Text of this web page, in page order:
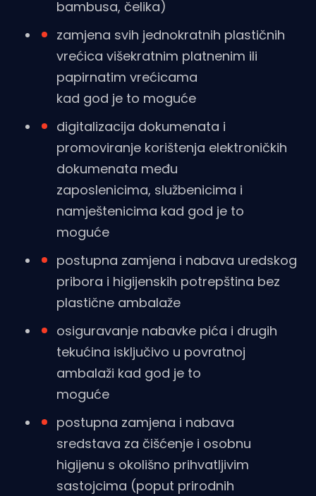
bambusa, čelika)
zamjena svih jednokratnih plastičnih
vrećica višekratnim platnenim ili
papirnatim vrećicama
kad god je to moguće
digitalizacija dokumenata i
promoviranje korištenja elektroničkih
dokumenata među
zaposlenicima, službenicima i
namještenicima kad god je to
moguće
postupna zamjena i nabava uredskog
pribora i higijenskih potrepština bez
plastične ambalaže
osiguravanje nabavke pića i drugih
tekućina isključivo u povratnoj
ambalaži kad god je to
moguće
postupna zamjena i nabava
sredstava za čišćenje i osobnu
higijenu s okolišno prihvatljivim
sastojcima (poput prirodnih